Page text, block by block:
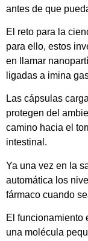
antes de que
El reto para la
para ello, estos
en llamar
ligadas a imina
Las cápsulas
protegen del
camino hacia el
intestinal.
Ya una vez en la
automática los
fármaco cuando
El funcionamiento
una molécula